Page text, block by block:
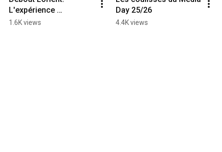
L'expérience
immersive du FC
1.6K views
Day 25/26
4.4K views